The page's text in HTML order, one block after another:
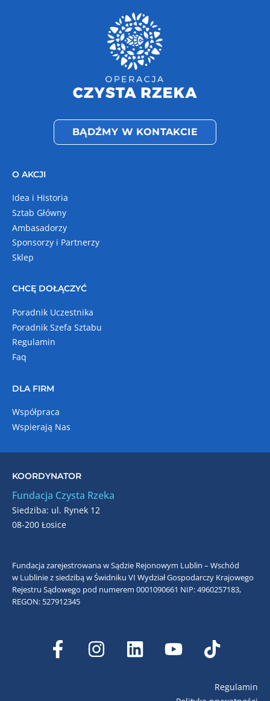
BĄDŹMY W KONTAKCIE
O AKCJI
Idea i Historia
Sztab Główny
Ambasadorzy
Sponsorzy i Partnerzy
Sklep
CHCĘ DOŁĄCZYĆ
Poradnik Uczestnika
Poradnik Szefa Sztabu
Regulamin
Faq
DLA FIRM
Współpraca
Wspierają Nas
KOORDYNATOR
Fundacja Czysta Rzeka
Siedziba: ul. Rynek 12
08-200 Łosice
Fundacja zarejestrowana w Sądzie Rejonowym Lublin – Wschód
w Lublinie z siedzibą w Świdniku VI Wydział Gospodarczy Krajowego
Rejestru Sądowego pod numerem 0001090661 NIP: 4960257183,
REGON: 527912345
Regulamin